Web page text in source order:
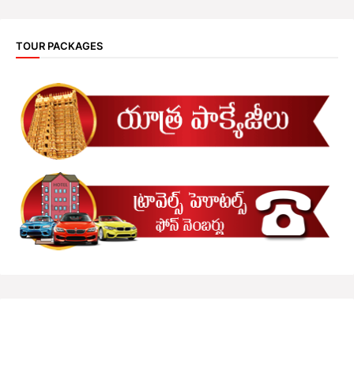
TOUR PACKAGES